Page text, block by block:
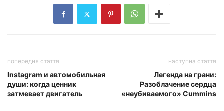
попередня стаття
Instagram и автомобильная
души: когда ценник
затмевает двигатель
наступна стаття
Легенда на грани:
Разоблачение сердца
«неубиваемого» Cummins